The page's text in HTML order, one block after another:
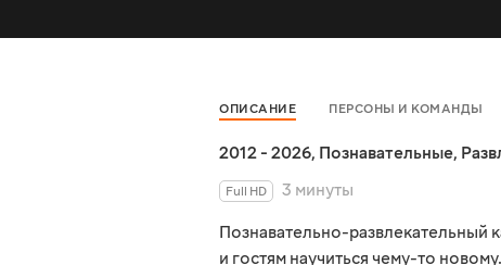
ОПИСАНИЕ ПЕРСОНЫ И КОМАНДЫ
2012 - 2026, Познавательные,
Full HD
3 минуты
Познавательно-развлекательный
и гостям научиться чему-то